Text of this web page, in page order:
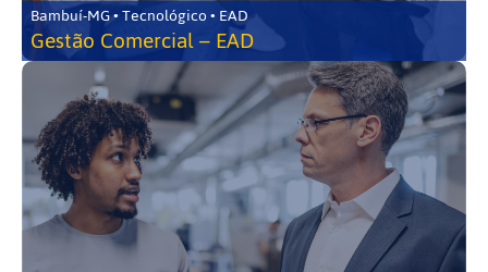
Bambuí-MG • Tecnológico • EAD
Gestão Comercial – EAD